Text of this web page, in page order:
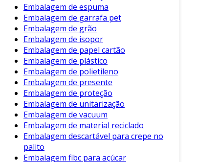
Desafios Ambientais
Apesar das vantagens, as sacolas plásticas têm
um lado negativo que não pode ser ignorado. A
utilização excessiva e o descarte inadequado
podem levar a problemas ambientais sérios:
Poluição dos Oceanos: Um dos maiores
problemas associados às sacolas plásticas
é a poluição marinha. Muitas sacolas
acabam em rios e oceanos, afetando a
vida marinha e o ecossistema.
Desintegração Prolongada
Embalagem de espuma
Embalagem de garrafa pet
Embalagem de grão
Embalagem de isopor
Embalagem de papel cartão
Embalagem de plástico
Embalagem de polietileno
Embalagem de presente
Embalagem de proteção
Embalagem de unitarização
Embalagem de vacuum
Embalagem de material reciclado
Embalagem descartável para crepe no
palito
Embalagem fibc para açúcar